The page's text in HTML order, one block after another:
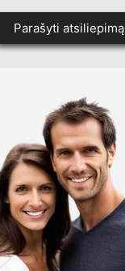
Parašyti atsiliepimą